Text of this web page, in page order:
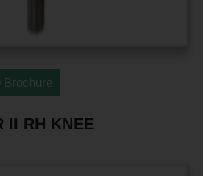
Brochure
II RH KNEE